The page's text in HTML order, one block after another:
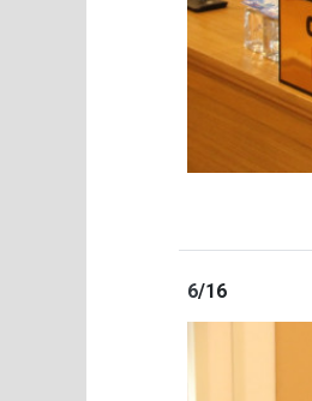
6/16